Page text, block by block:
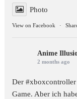
Photo
View on Facebook ·
Anime
2 months ago
Der
Game. Aber ich